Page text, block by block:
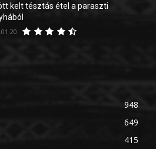
kelt tésztás étel a paraszti
948
649
415